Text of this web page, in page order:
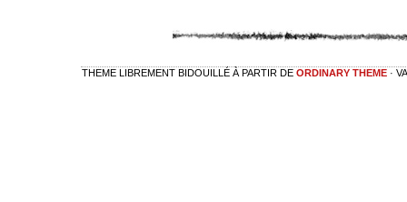
THEME LIBREMENT BIDOUILLÉ À PARTIR DE ORDINARY THEME ·